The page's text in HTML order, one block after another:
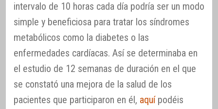
intervalo de 10 horas cada día podría ser un modo
simple y beneficiosa para tratar los síndromes
metabólicos como la diabetes o las
enfermedades cardíacas. Así se determinaba en
el estudio de 12 semanas de duración en el que
se constató una mejora de la salud de los
pacientes que participaron en él, aquípodéis